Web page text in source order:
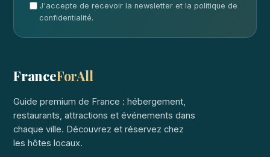
J'accepte de recevoir la newsletter et la politique de
confidentialité.
FranceForAll
Guide premium de France : hébergement,
restaurants, attractions et événements dans
chaque ville. Découvrez et réservez chez
les hôtes locaux.